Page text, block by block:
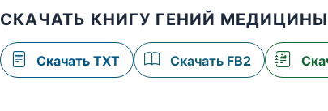
СКАЧАТЬ КНИГУ ГЕНИЙ
Скачать TXT Скачать FB2